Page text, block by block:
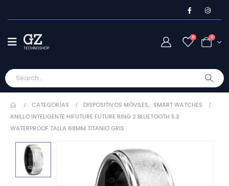
0 0
CATEGORÍAS DISPOSITIVOS MÓVILES, SMART WATCHES
ANILLO INTELIGENTE HIFUTURE FUTURE RING 2 BLUETOOTH 5.3
WATERPROOF TALLA 68MM TITANIO GRIS